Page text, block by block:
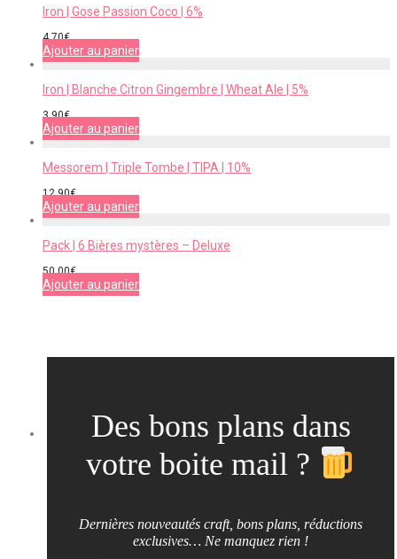
Iron | Gose Passion Coco | 6%
4,70€
Ajouter au panier
Iron | Blanche Citron Gingembre | Wheat Ale | 5%
3,90€
Ajouter au panier
Messorem | Triple Tombe | TIPA | 10%
12,90€
Ajouter au panier
Pack | 6 Bières mystères – Deluxe
50,00€
Ajouter au panier
Des bons plans dans
votre boite mail ?
Dernières nouveautés craft, bons plans, réductions
exclusives… Ne manquez rien !